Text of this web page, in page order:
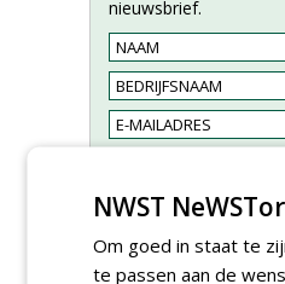
nieuwsbrief.
NWST
Om goed in staat te
te passen aan de